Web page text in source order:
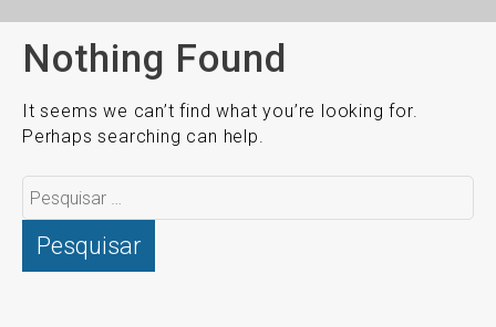
Nothing Found
It seems we can’t find what you’re looking for.
Perhaps searching can help.
Pesquisar
por: